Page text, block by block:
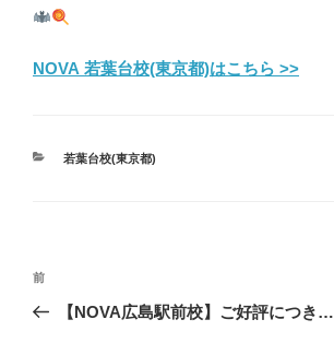
NOVA 若葉台校(東京都)はこちら >>
カ
若葉台校(東京都)
投
ナ
前
の
前
【NOVA広島駅前校】ご好評につき…